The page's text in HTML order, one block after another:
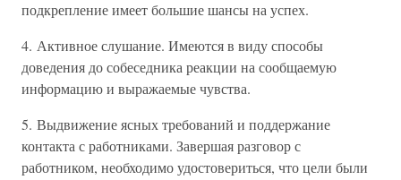
подкрепление имеет большие шансы на успех.
4. Активное слушание. Имеются в виду способы
доведения до собеседника реакции на сообщаемую
информацию и выражаемые чувства.
5. Выдвижение ясных требований и поддержание
контакта с работниками. Завершая разговор с
работником, необходимо удостовериться, что цели были